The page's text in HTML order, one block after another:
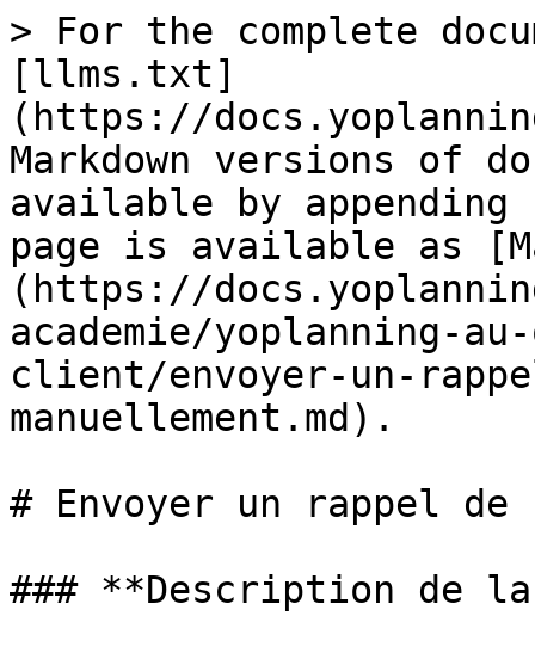
> For the complete
[llms.txt]
(https://
Markdown versions of
available by
page is available as
(https://
academie/yoplanning-
client/envoyer-un-
manuellement.md).
# Envoyer un rappel de
### **Description de